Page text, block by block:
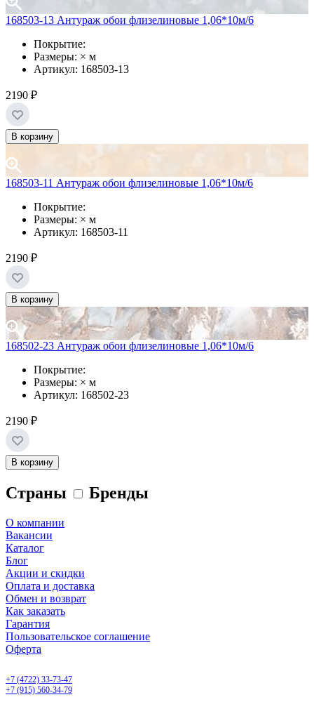
168503-13 Антураж обои флизелиновые 1,06*10м/6
Покрытие:
Размеры: × м
Артикул: 168503-13
2190 ₽
В корзину
168503-11 Антураж обои флизелиновые 1,06*10м/6
Покрытие:
Размеры: × м
Артикул: 168503-11
2190 ₽
В корзину
168502-23 Антураж обои флизелиновые 1,06*10м/6
Покрытие:
Размеры: × м
Артикул: 168502-23
2190 ₽
В корзину
Страны Бренды
О компании
Вакансии
Каталог
Блог
Акции и скидки
Оплата и доставка
Обмен и возврат
Как заказать
Гарантия
Пользовательское соглашение
Оферта
+7 (4722) 33-73-47
+7 (915) 560-34-79